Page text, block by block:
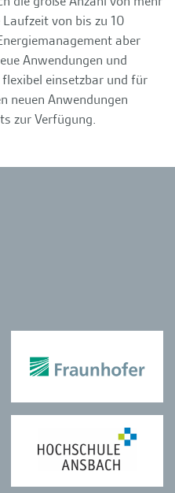
von bis zu 10
aber
Anwendungen und
einsetzbar und für
neuen Anwendungen
zur Verfügung.